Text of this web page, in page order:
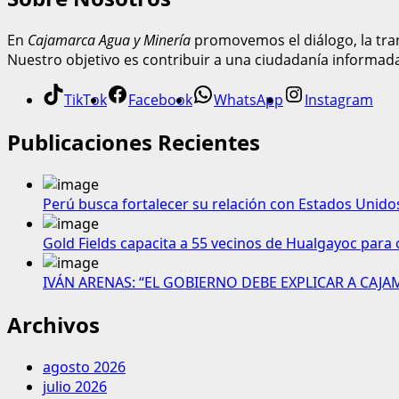
En Cajamarca Agua y Minería promovemos el diálogo, la
Nuestro objetivo es contribuir a una ciudadanía
TikTok Facebook WhatsApp Instagram
Publicaciones Recientes
Perú busca fortalecer su relación con Estados
Gold Fields capacita a 55 vecinos de Hualgayoc
IVÁN ARENAS: “EL GOBIERNO DEBE EXPLICAR A
Archivos
agosto 2026
julio 2026